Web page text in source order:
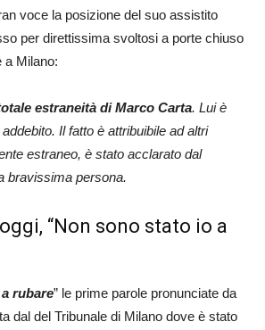
voce la posizione del suo assistito
per direttissima svoltosi a porte chiuso
a Milano:
estraneità di Marco Carta. Lui è
Il fatto è attribuibile ad altri
estraneo, è stato acclarato dal
bravissima persona.
“Non sono stato io a
rubare” le prime parole pronunciate da
dal del Tribunale di Milano dove è stato